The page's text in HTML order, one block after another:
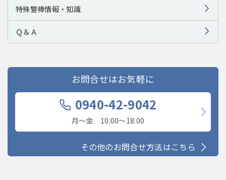
特殊警棒情報・知識
Ｑ＆Ａ
お問合せはお気軽に
0940-42-9042
月〜金 10:00〜18:00
その他のお問合せ方法はこちら